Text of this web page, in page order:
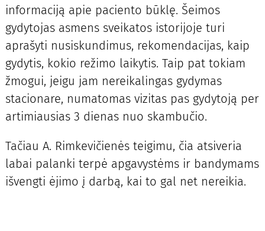
informaciją apie paciento būklę. Šeimos
gydytojas asmens sveikatos istorijoje turi
aprašyti nusiskundimus, rekomendacijas, kaip
gydytis, kokio režimo laikytis. Taip pat tokiam
žmogui, jeigu jam nereikalingas gydymas
stacionare, numatomas vizitas pas gydytoją per
artimiausias 3 dienas nuo skambučio.
Tačiau A. Rimkevičienės teigimu, čia atsiveria
labai palanki terpė apgavystėms ir bandymams
išvengti ėjimo į darbą, kai to gal net nereikia.